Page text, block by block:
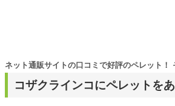
コザクラインコにペレットを
ネット通販サイトの口コミで好評のペレット！